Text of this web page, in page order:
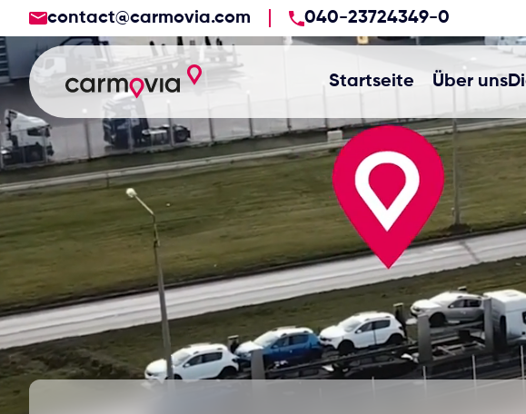
contact@carmovia.com 040-23724349-0
Startseite Über uns